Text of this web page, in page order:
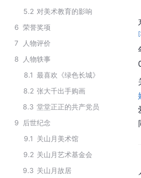
5.2 对美术教育的影响
6 荣誉奖项
7
人物评价
8
人物轶事
8.1 最喜欢《绿色长城》
8.2 张大千出手购画
8.3 堂堂正正的共产党员
9
后世纪念
9.1 关山月美术馆
9.2 关山月艺术基金会
9.3 关山月故居
[